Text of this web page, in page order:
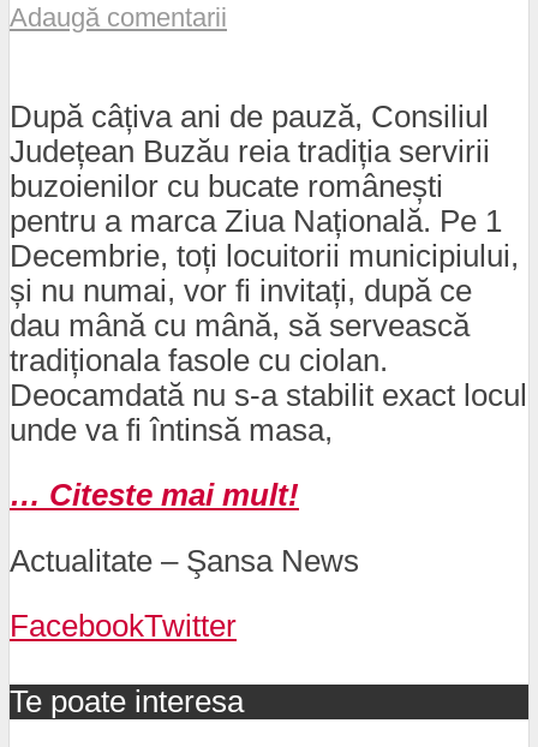
Adaugă comentarii
După câțiva ani de pauză, Consiliul
Județean Buzău reia tradiția servirii
buzoienilor cu bucate românești
pentru a marca Ziua Națională. Pe 1
Decembrie, toți locuitorii municipiului,
și nu numai, vor fi invitați, după ce
dau mână cu mână, să servească
tradiționala fasole cu ciolan.
Deocamdată nu s-a stabilit exact locul
unde va fi întinsă masa,
… Citeste mai mult!
Actualitate – Şansa News
FacebookTwitter
Te poate interesa